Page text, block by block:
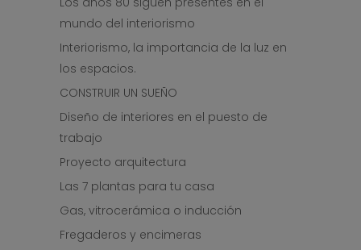
mundo del interiorismo
Interiorismo, la importancia de la luz en
los espacios.
CONSTRUIR UN SUEÑO
Diseño de interiores en el puesto de
trabajo
Proyecto arquitectura
Las 7 plantas para tu casa
Gas, vitrocerámica o inducción
Fregaderos y encimeras